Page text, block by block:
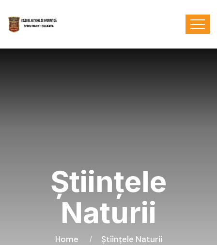
Științele
Naturii
Home Științele Naturii